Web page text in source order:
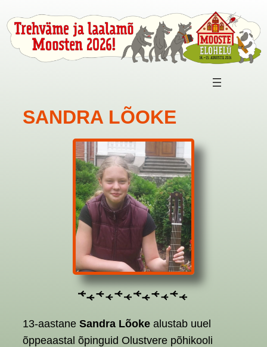
SANDRA LÕOKE
13-aastane Sandra Lõoke alustab uuel
õppeaastal õpinguid Olustvere põhikooli